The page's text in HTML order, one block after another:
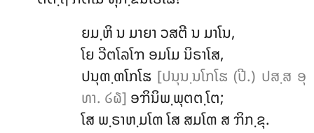
ຍມ຺ຫິ ນ ມາຍາ ວສຕີ ນ ມາໂນ,
ໂຍ ວີຕໂລໂຠ ອມໂມ ນິຣາໂສ,
ປນຸຓ຺ຓໂກໂຘ [ປນຸນ຺ນໂກໂຘ (ປີ.) ປສ຺ສ ອຸ
ທາ. ໒໖] ອຠິນິພ຺ພຸຕຕ຺ໂຕ;
ໂສ ພ຺ຣາຫ຺ມໂຓ ໂສ ສມໂຓ ສ ຠິກ຺ຂຸ.